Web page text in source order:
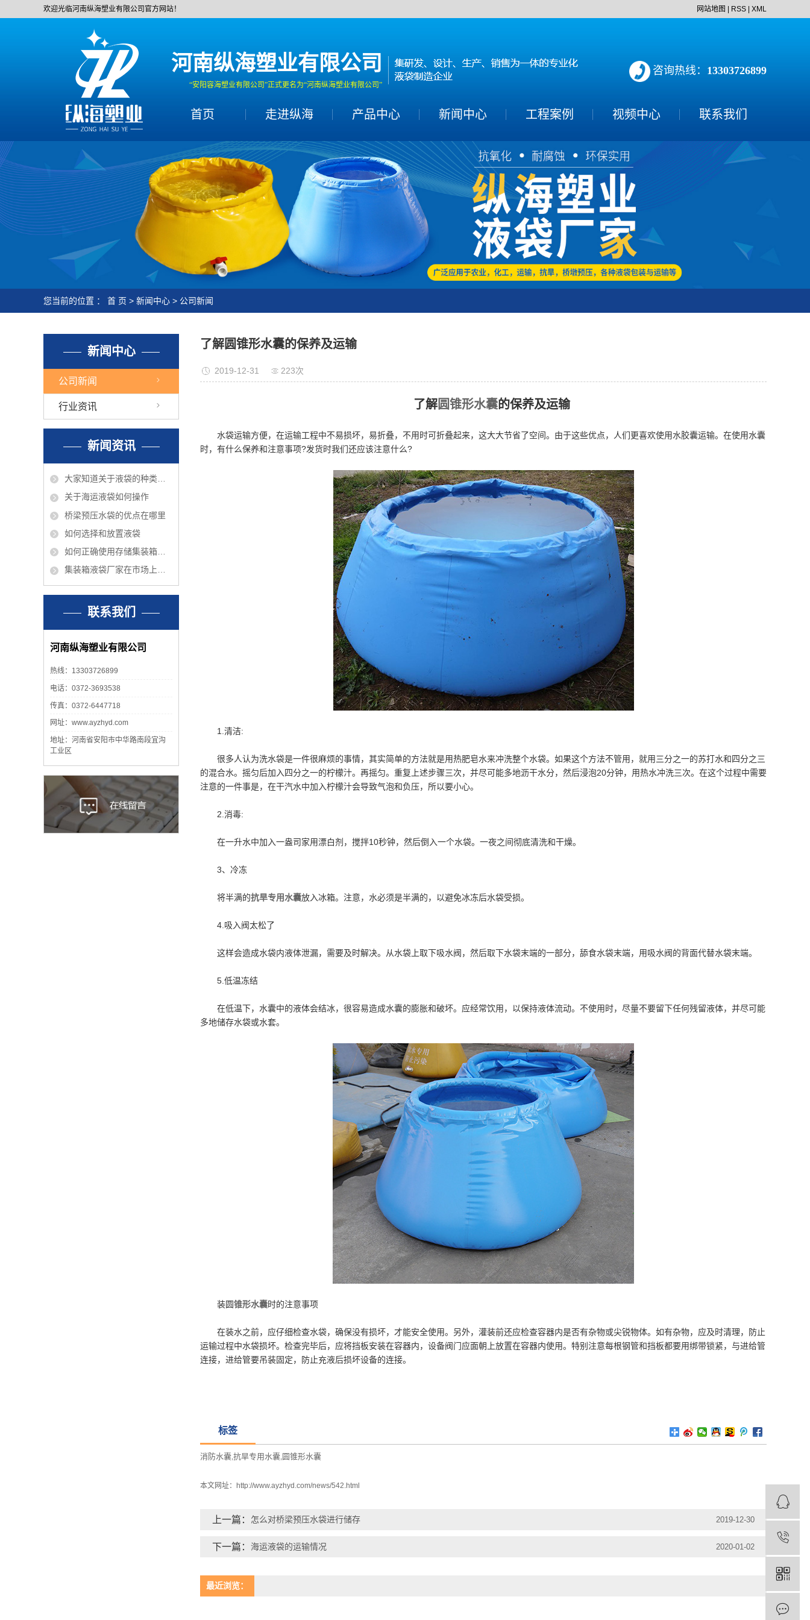
欢迎光临河南纵海塑业有限公司官方网站！ 网站地图 RSS XML
河南纵海塑业有限公司
“安阳容海塑业有限公司”正式更名为“河南纵海塑业有限公司”
咨询热线： 13303726899
首页 走进纵海
产品中心
充气帐篷
储水罐
集装箱液袋
支架水池
红泥软体沼气池
预压水袋
油囊/护油池
护油系列
新闻中心
工程案例
沼气池
视频中心 联系我们
您当前的位置 ： 首 页 > 新闻中心 > 公司新闻
新闻中心
公司新闻
行业资讯
新闻资讯
大家知道关于液袋的种类有那些吗？
关于海运液袋如何操作
桥梁预压水袋的优点在哪里
如何选择和放置液袋
如何正确使用存储集装箱液袋呢？
集装箱液袋厂家在市场上有什么优点？
联系我们
河南纵海塑业有限公司
热线：13303726899
电话：0372-3693538
传真：0372-6447718
网址：www.ayzhyd.com
地址：河南省安阳市中华路南段宜沟
工业区
了解圆锥形水囊的保养及运输
2019-12-31 223次
了解圆锥形水囊的保养及运输
水袋运输方便，在运输工程中不易损坏，易折叠，不用时可折叠起来，这大大节省了空间。由于这些优点，人们更喜欢使用水胶囊运输。在使用水囊
时，有什么保养和注意事项?发货时我们还应该注意什么?
1.清洁:
很多人认为洗水袋是一件很麻烦的事情，其实简单的方法就是用热肥皂水来冲洗整个水袋。如果这个方法不管用，就用三分之一的苏打水和四分之三
的混合水。摇匀后加入四分之一的柠檬汁。再摇匀。重复上述步骤三次，并尽可能多地沥干水分，然后浸泡20分钟，用热水冲洗三次。在这个过程中需要
注意的一件事是，在干汽水中加入柠檬汁会导致气泡和负压，所以要小心。
2.消毒:
在一升水中加入一盎司家用漂白剂，搅拌10秒钟，然后倒入一个水袋。一夜之间彻底清洗和干燥。
3、冷冻
将半满的抗旱专用水囊放入冰箱。注意，水必须是半满的，以避免冰冻后水袋受损。
4.吸入阀太松了
这样会造成水袋内液体泄漏，需要及时解决。从水袋上取下吸水阀，然后取下水袋末端的一部分，舔食水袋末端，用吸水阀的背面代替水袋末端。
5.低温冻结
在低温下，水囊中的液体会结冰，很容易造成水囊的膨胀和破坏。应经常饮用，以保持液体流动。不使用时，尽量不要留下任何残留液体，并尽可能
多地储存水袋或水套。
装圆锥形水囊时的注意事项
在装水之前，应仔细检查水袋，确保没有损坏，才能安全使用。另外，灌装前还应检查容器内是否有杂物或尖锐物体。如有杂物，应及时清理，防止
运输过程中水袋损坏。 检查完毕后，应将挡板安装在容器内，设备阀门应面朝上放置在容器内使用。特别注意每根钢管和挡板都要用绑带锁紧，与进给管
连接，进给管要吊装固定，防止充液后损坏设备的连接。
标签
消防水囊,抗旱专用水囊,圆锥形水囊
本文网址： http://www.ayzhyd.com/news/542.html
上一篇： 怎么对桥梁预压水袋进行储存 2019-12-30
下一篇： 海运液袋的运输情况 2020-01-02
最近浏览：